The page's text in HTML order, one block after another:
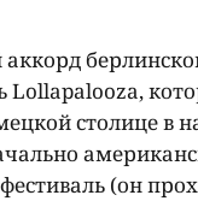
Lollapalooza,
столице в
(он